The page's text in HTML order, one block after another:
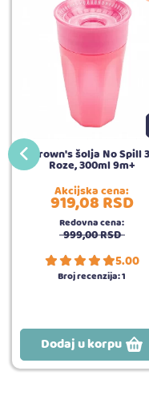
Dr Brown's šolja No Spill
Roze, 300ml 9m+
Akcijska cena:
919,08RSD
Redovna cena:
999,00RSD
5.00
Broj recenzija:1
Dodaj u korpu